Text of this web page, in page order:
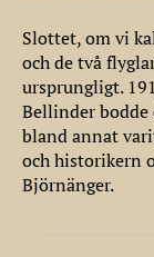
Slottet, om vi
och de två
ursprungligt.
Bellinder bodde
bland annat
och historikern
Björnänger.